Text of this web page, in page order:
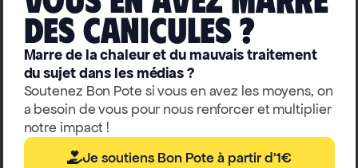
Politiqu
Municipales
2026
deS caniculeS ?
Marre de la chaleur et du mauvais traitement
du sujet dans les médias ?
Soutenez Bon Pote si vous en avez les moyens, on
a besoin de vous pour nous renforcer et multiplier
notre impact !
Je soutiens Bon Pote à partir d'1€